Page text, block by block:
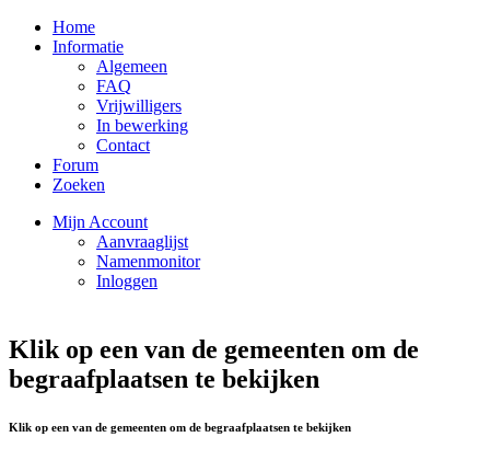
Home
Informatie
Algemeen
FAQ
Vrijwilligers
In bewerking
Contact
Forum
Zoeken
Mijn Account
Aanvraaglijst
Namenmonitor
Inloggen
Klik op een van de gemeenten om de
begraafplaatsen te bekijken
Klik op een van de gemeenten om de begraafplaatsen te bekijken